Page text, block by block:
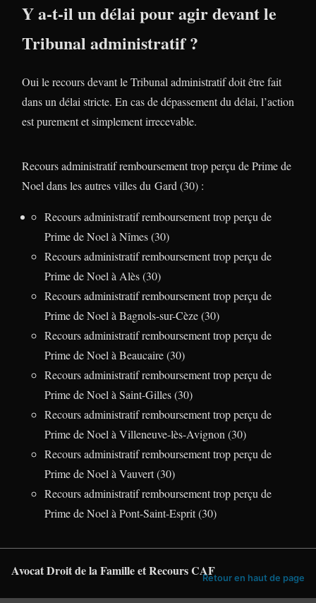
Y a-t-il un délai pour agir devant le
Tribunal administratif ?
Oui le recours devant le Tribunal administratif doit être fait
dans un délai stricte. En cas de dépassement du délai, l’action
est purement et simplement irrecevable.
Recours administratif remboursement trop perçu de Prime de
Noel dans les autres villes du Gard (30) :
Recours administratif remboursement trop perçu de
Prime de Noel à Nîmes (30)
Recours administratif remboursement trop perçu de
Prime de Noel à Alès (30)
Recours administratif remboursement trop perçu de
Prime de Noel à Bagnols-sur-Cèze (30)
Recours administratif remboursement trop perçu de
Prime de Noel à Beaucaire (30)
Recours administratif remboursement trop perçu de
Prime de Noel à Saint-Gilles (30)
Recours administratif remboursement trop perçu de
Prime de Noel à Villeneuve-lès-Avignon (30)
Recours administratif remboursement trop perçu de
Prime de Noel à Vauvert (30)
Recours administratif remboursement trop perçu de
Prime de Noel à Pont-Saint-Esprit (30)
Avocat Droit de la Famille et Recours CAFRetour en haut de page